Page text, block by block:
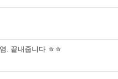
. 끝내줍니다 ㅎㅎ